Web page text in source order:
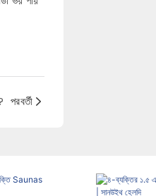
পরবর্তী